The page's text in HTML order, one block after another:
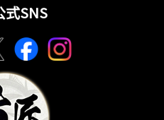
式SNS